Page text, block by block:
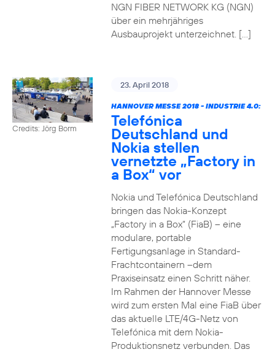
NGN FIBER NETWORK KG (NGN)
über ein mehrjähriges
Ausbauprojekt unterzeichnet. […]
Credits: Jörg Borm
23. April 2018
HANNOVER MESSE 2018 - INDUSTRIE 4.0:
Telefónica
Deutschland und
Nokia stellen
vernetzte „Factory in
a Box“ vor
Nokia und Telefónica Deutschland
bringen das Nokia-Konzept
„Factory in a Box“ (FiaB) – eine
modulare, portable
Fertigungsanlage in Standard-
Frachtcontainern –dem
Praxiseinsatz einen Schritt näher.
Im Rahmen der Hannover Messe
wird zum ersten Mal eine FiaB über
das aktuelle LTE/4G-Netz von
Telefónica mit dem Nokia-
Produktionsnetz verbunden. Das